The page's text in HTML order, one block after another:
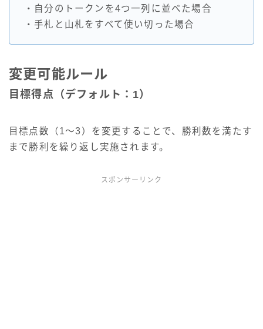
・自分のトークンを4つ一列に並べた場合
・手札と山札をすべて使い切った場合
変更可能ルール
目標得点（デフォルト：1）
目標点数（1～3）を変更することで、勝利数を満たす
まで勝利を繰り返し実施されます。
スポンサーリンク